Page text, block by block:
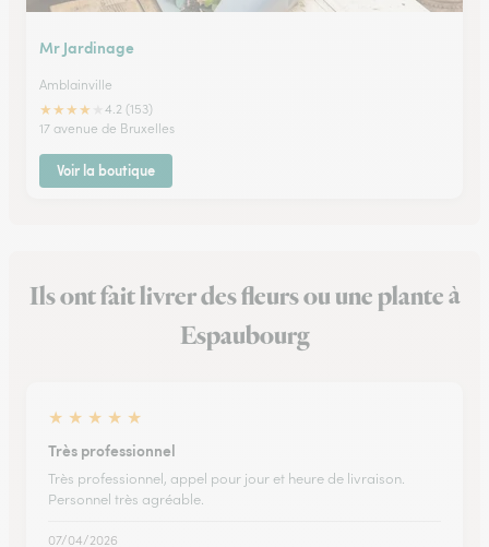
Mr Jardinage
Amblainville
★★★★
4.2 (153)
17 avenue de Bruxelles
Voir la boutique
Ils ont fait livrer des fleurs ou une plante à
Espaubourg
★ ★ ★ ★ ★
Très professionnel
Très professionnel, appel pour jour et heure de livraison.
Personnel très agréable.
07/04/2026